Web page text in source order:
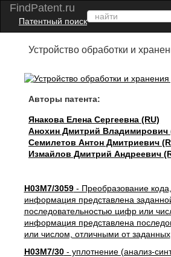
FindPatent.ru
Патентный поиск
Устройство обработки и
Авторы патента:
Янакова Елена Сергеевна (RU)
Анохин Дмитрий Владимирович
Семилетов Антон Дмитриевич
Измайлов Дмитрий Андреевич
H03M7/3059- Преобразование
информация представлена
последовательностью цифр или
информация представлена
или числом, отличными от заданных
H03M7/30- уплотнение (анализ-